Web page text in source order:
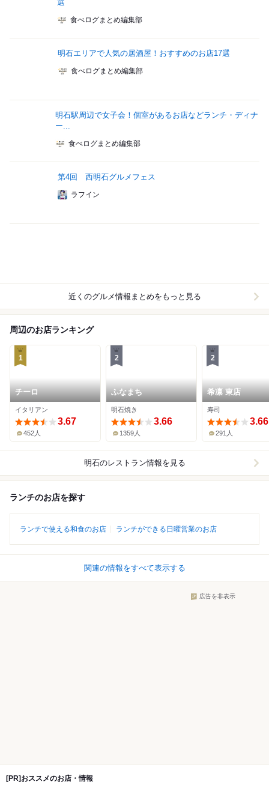
選
食べログまとめ編集部
明石エリアで人気の居酒屋！おすすめのお店17選
食べログまとめ編集部
明石駅周辺で女子会！個室があるお店などランチ・ディナ
ー...
食べログまとめ編集部
第4回 西明石グルメフェス
ラフイン
近くのグルメ情報まとめをもっと見る
周辺のお店ランキング
1
チーロ
イタリアン
3.67
452人
2
ふなまち
明石焼き
3.66
1359人
2
希凛 東店
寿司
3.66
291人
明石のレストラン情報を見る
ランチのお店を探す
ランチで使える和食のお店 ランチができる日曜営業のお店
関連の情報をすべて表示する
広告を非表示
[PR]おススメのお店・情報